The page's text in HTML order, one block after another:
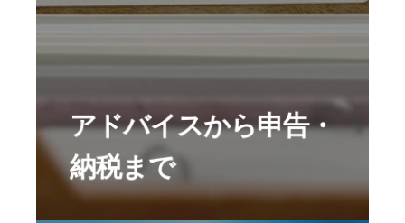
アドバイスから申告・
納税まで
も可能です。
間違えた地域での税登録を防ぎま
意見書の結果に基づいて税登録や税
申告も実施、納税対応も行っていま
す。